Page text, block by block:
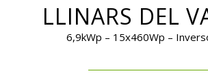
LLINARS DEL
6,9kWp – 15x460Wp –